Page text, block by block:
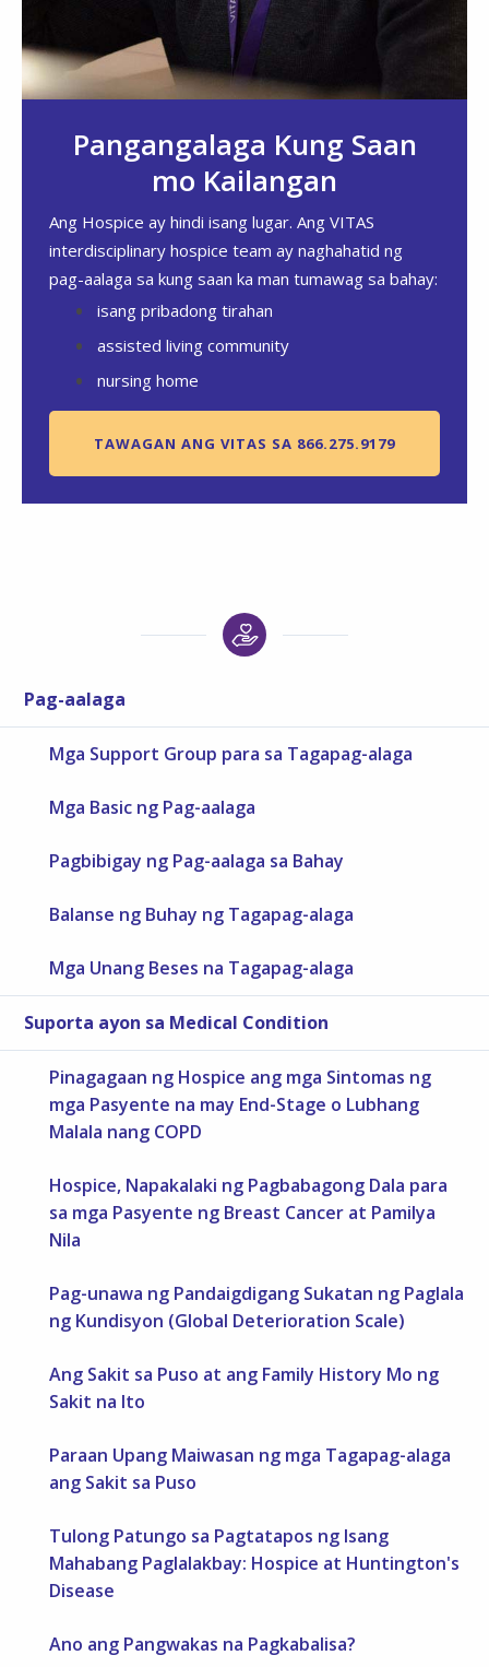
Pangangalaga Kung Saan
mo Kailangan
Ang Hospice ay hindi isang lugar. Ang VITAS
interdisciplinary hospice team ay naghahatid ng
pag-aalaga sa kung saan ka man tumawag sa bahay:
isang pribadong tirahan
assisted living community
nursing home
TAWAGAN ANG VITAS SA 866.275.9179
Pag-aalaga
Mga Support Group para sa Tagapag-alaga
Mga Basic ng Pag-aalaga
Pagbibigay ng Pag-aalaga sa Bahay
Balanse ng Buhay ng Tagapag-alaga
Mga Unang Beses na Tagapag-alaga
Suporta ayon sa Medical Condition
Pinagagaan ng Hospice ang mga Sintomas ng
mga Pasyente na may End-Stage o Lubhang
Malala nang COPD
Hospice, Napakalaki ng Pagbabagong Dala para
sa mga Pasyente ng Breast Cancer at Pamilya
Nila
Pag-unawa ng Pandaigdigang Sukatan ng Paglala
ng Kundisyon (Global Deterioration Scale)
Ang Sakit sa Puso at ang Family History Mo ng
Sakit na Ito
Paraan Upang Maiwasan ng mga Tagapag-alaga
ang Sakit sa Puso
Tulong Patungo sa Pagtatapos ng Isang
Mahabang Paglalakbay: Hospice at Huntington's
Disease
Ano ang Pangwakas na Pagkabalisa?